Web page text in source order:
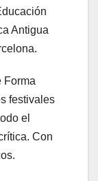
Antigua
Forma
festivales
el
Con